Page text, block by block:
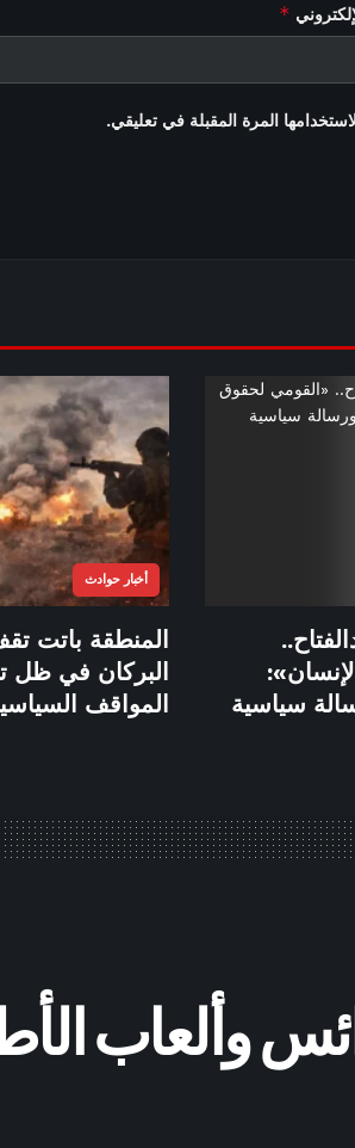
*
المرة المقبلة في تعليقي.
سياسية
أخبار حوادث
المنطقة باتت
البركان في
المواقف
وألعاب